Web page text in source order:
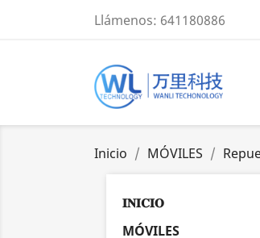
Llámenos: 641180886
Inicio MÓVILES
𝐈𝐍𝐈𝐂𝐈𝐎
MÓVILES